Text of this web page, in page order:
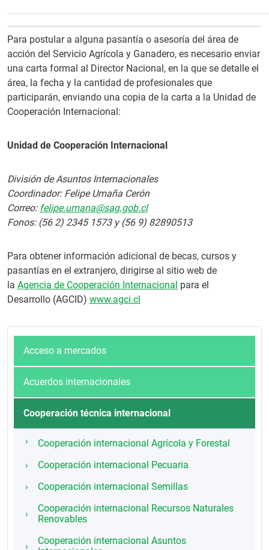
Para postular a alguna pasantía o asesoría del área de
acción del Servicio Agrícola y Ganadero, es necesario enviar
una carta formal al Director Nacional, en la que se detalle el
área, la fecha y la cantidad de profesionales que
participarán, enviando una copia de la carta a la Unidad de
Cooperación Internacional:
Unidad de Cooperación Internacional
División de Asuntos Internacionales
Coordinador: Felipe Umaña Cerón
Correo: felipe.umana@sag.gob.cl
Fonos: (56 2) 2345 1573 y (56 9) 82890513
Para obtener información adicional de becas, cursos y
pasantías en el extranjero, dirigirse al sitio web de
la Agencia de Cooperación Internacional para el
Desarrollo (AGCID) www.agci.cl
Acceso a mercados
Acuerdos internacionales
Cooperación técnica internacional
Cooperación internacional Agrícola y Forestal
Cooperación internacional Pecuaria
Cooperación internacional Semillas
Cooperación internacional Recursos Naturales
Renovables
Cooperación internacional Asuntos